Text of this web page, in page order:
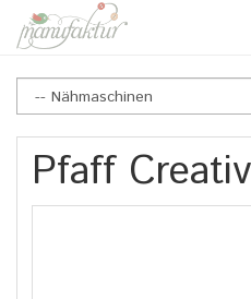
main
content
Pfaff